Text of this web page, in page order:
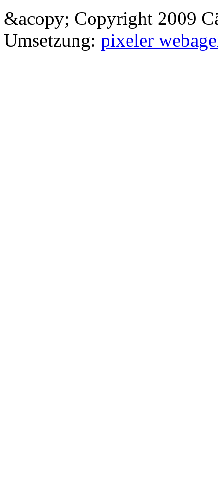
&acopy; Copyright 2009
Umsetzung: pixeler